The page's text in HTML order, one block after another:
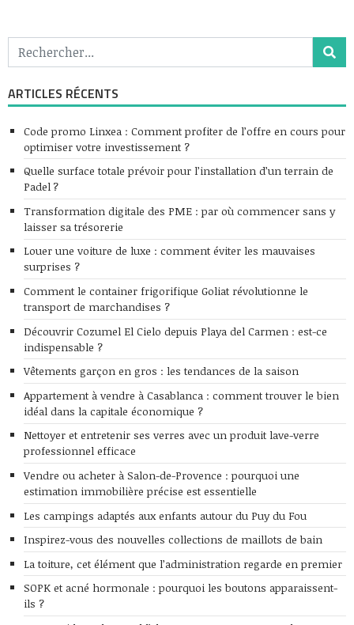
ARTICLES RÉCENTS
Code promo Linxea : Comment profiter de l’offre en cours pour
optimiser votre investissement ?
Quelle surface totale prévoir pour l’installation d’un terrain de
Padel ?
Transformation digitale des PME : par où commencer sans y
laisser sa trésorerie
Louer une voiture de luxe : comment éviter les mauvaises
surprises ?
Comment le container frigorifique Goliat révolutionne le
transport de marchandises ?
Découvrir Cozumel El Cielo depuis Playa del Carmen : est-ce
indispensable ?
Vêtements garçon en gros : les tendances de la saison
Appartement à vendre à Casablanca : comment trouver le bien
idéal dans la capitale économique ?
Nettoyer et entretenir ses verres avec un produit lave-verre
professionnel efficace
Vendre ou acheter à Salon-de-Provence : pourquoi une
estimation immobilière précise est essentielle
Les campings adaptés aux enfants autour du Puy du Fou
Inspirez-vous des nouvelles collections de maillots de bain
La toiture, cet élément que l’administration regarde en premier
SOPK et acné hormonale : pourquoi les boutons apparaissent-
ils ?